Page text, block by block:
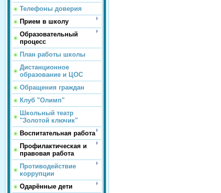
Телефоны доверия
Прием в школу
Образовательный
процесс
План работы школы
Дистанционное
образование и ЦОС
Обращения граждан
Клуб "Олимп"
Школьный театр
"Золотой ключик"
Воспитательная работа
Профилактическая и
правовая работа
Противодействие
коррупции
Одарённые дети